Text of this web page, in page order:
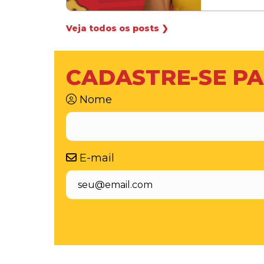
Veja todos os posts ❯
CADASTRE-SE
Nome
E-mail